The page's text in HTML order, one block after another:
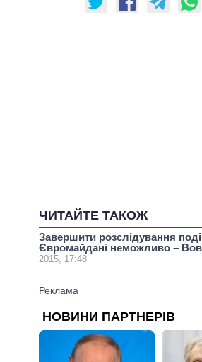
ЧИТАЙТЕ ТАКОЖ
Завершити розслідування
Євромайдані неможливо –
2015, 17:48